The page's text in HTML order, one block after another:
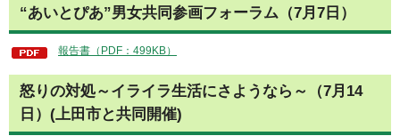
“あいとぴあ”男女共同参画フォーラム（7月7日）
報告書（PDF：499KB）
怒りの対処～イライラ生活にさようなら～（7月14
日）(上田市と共同開催)